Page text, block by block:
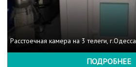
Расстоечная камера на 3 телеги, г.Одесса
ПОДРОБНЕЕ